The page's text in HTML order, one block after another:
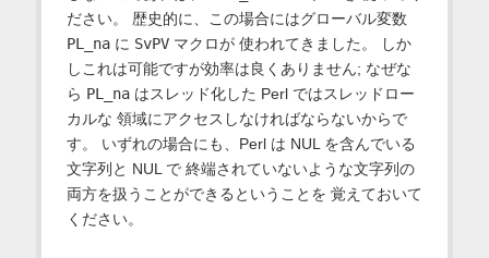
ださい。 歴史的に、この場合にはグローバル変数
PL_naに SvPVマクロが 使われてきました。 しか
しこれは可能ですが効率は良くありません; なぜな
ら PL_naはスレッド化した Perl ではスレッドロー
カルな 領域にアクセスしなければならないからで
す。 いずれの場合にも、Perl は NUL を含んでいる
文字列と NUL で 終端されていないような文字列の
両方を扱うことができるということを 覚えておいて
ください。